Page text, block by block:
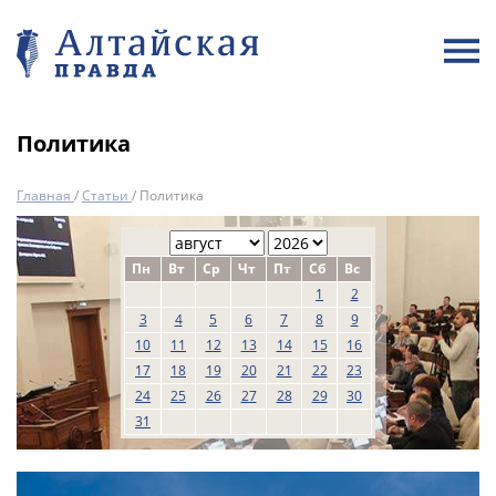
Политика
Главная /Статьи / Политика
Пн Вт Ср Чт Пт Сб
Вс
1
2
3
4 5 6 7 8
9
10
11 12 13 14 15
16
17
18 19 20 21 22
23
24
25 26 27 28 29
30
31